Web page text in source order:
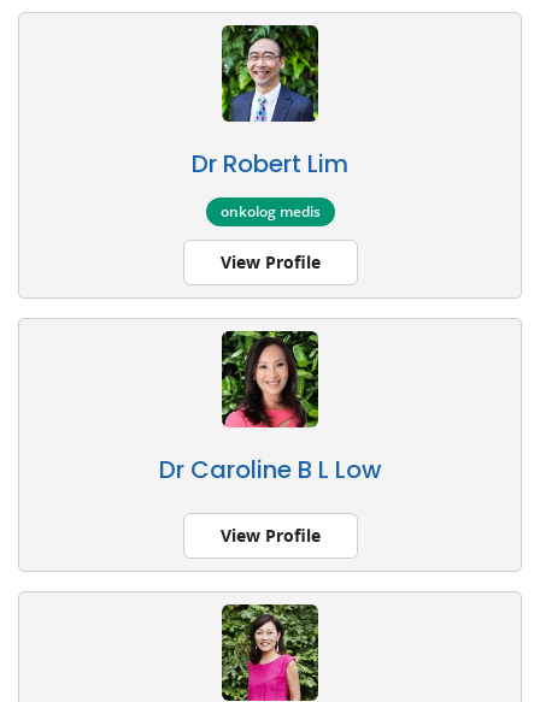
Dr Robert Lim
onkolog medis
View Profile
Dr Caroline B L Low
View Profile